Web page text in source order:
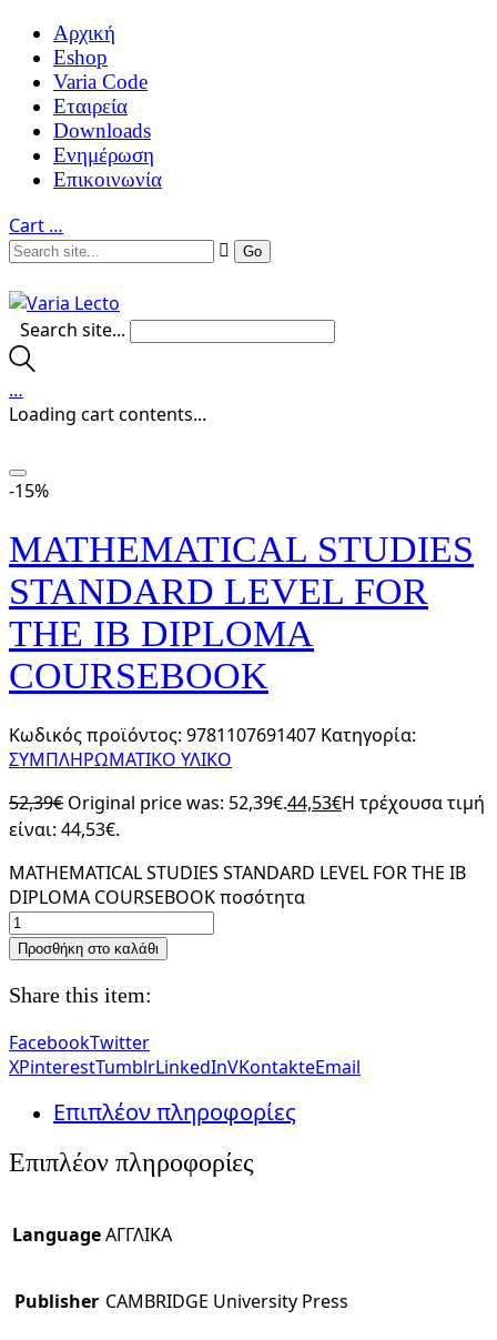
Αρχική
Eshop
Varia Code
Εταιρεία
Downloads
Ενημέρωση
Επικοινωνία
Cart …
Search site...
…
Loading cart contents...
-15%
MATHEMATICAL STUDIES
STANDARD LEVEL FOR
THE IB DIPLOMA
COURSEBOOK
Κωδικός προϊόντος: 9781107691407 Κατηγορία:
ΣΥΜΠΛΗΡΩΜΑΤΙΚΟ ΥΛΙΚΟ
52,39€ Original price was: 52,39€.44,53€Η τρέχουσα τιμή
είναι: 44,53€.
MATHEMATICAL STUDIES STANDARD LEVEL FOR THE IB
DIPLOMA COURSEBOOK ποσότητα
Προσθήκη στο καλάθι
Share this item:
FacebookTwitter
XPinterestTumblrLinkedInVKontakteEmail
Επιπλέον πληροφορίες
Επιπλέον πληροφορίες
LanguageΑΓΓΛΙΚΑ
Publisher CAMBRIDGE University Press